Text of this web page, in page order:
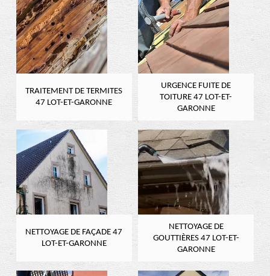
TRAITEMENT DE TERMITES
47 LOT-ET-GARONNE
URGENCE FUITE DE
TOITURE 47 LOT-ET-
GARONNE
NETTOYAGE DE FAÇADE 47
LOT-ET-GARONNE
NETTOYAGE DE
GOUTTIÈRES 47 LOT-ET-
GARONNE